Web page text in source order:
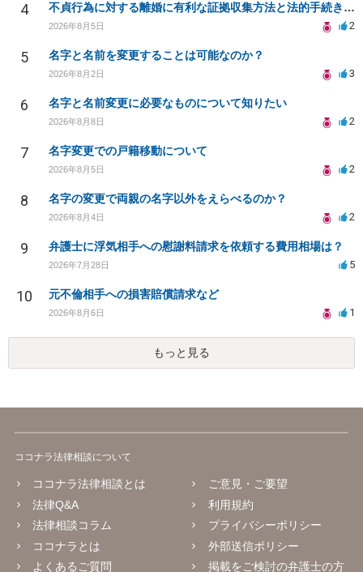
4 不貞行為に対する離婚に有利な証拠収集方法と法的手続きについて
2026年8月5日 2
5 名字と名前を変更することは可能なのか？
2026年8月2日 3
6 名字と名前変更に必要なものについて知りたい
2026年8月8日 2
7 名字変更での戸籍移動について
2026年8月5日 2
8 名字の変更で両親の名字以外をえらべるのか？
2026年8月4日 2
9 弁護士に浮気相手への慰謝料請求を依頼する費用相場は？
2026年7月28日 5
10 元不倫相手への損害賠償請求など
2026年8月6日 1
もっと見る
ココナラ法律相談について
ココナラ法律相談とは
法律Q&A
法律相談コラム
ココナラとは
よくあるご質問
ご意見・ご要望
利用規約
プライバシーポリシー
外部送信ポリシー
掲載をご検討の弁護士の方